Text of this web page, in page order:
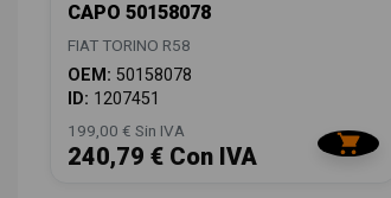
CAPO 50158078
FIAT TORINO R58
OEM: 50158078
ID: 1207451
199,00 € Sin IVA
240,79 € Con IVA